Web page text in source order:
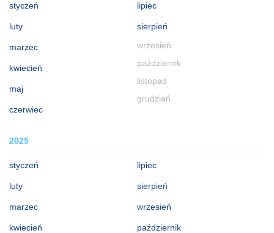
styczeń
luty
marzec
kwiecień
maj
czerwiec
lipiec
sierpień
wrzesień
październik
listopad
grudzień
2025
styczeń
luty
marzec
kwiecień
lipiec
sierpień
wrzesień
październik